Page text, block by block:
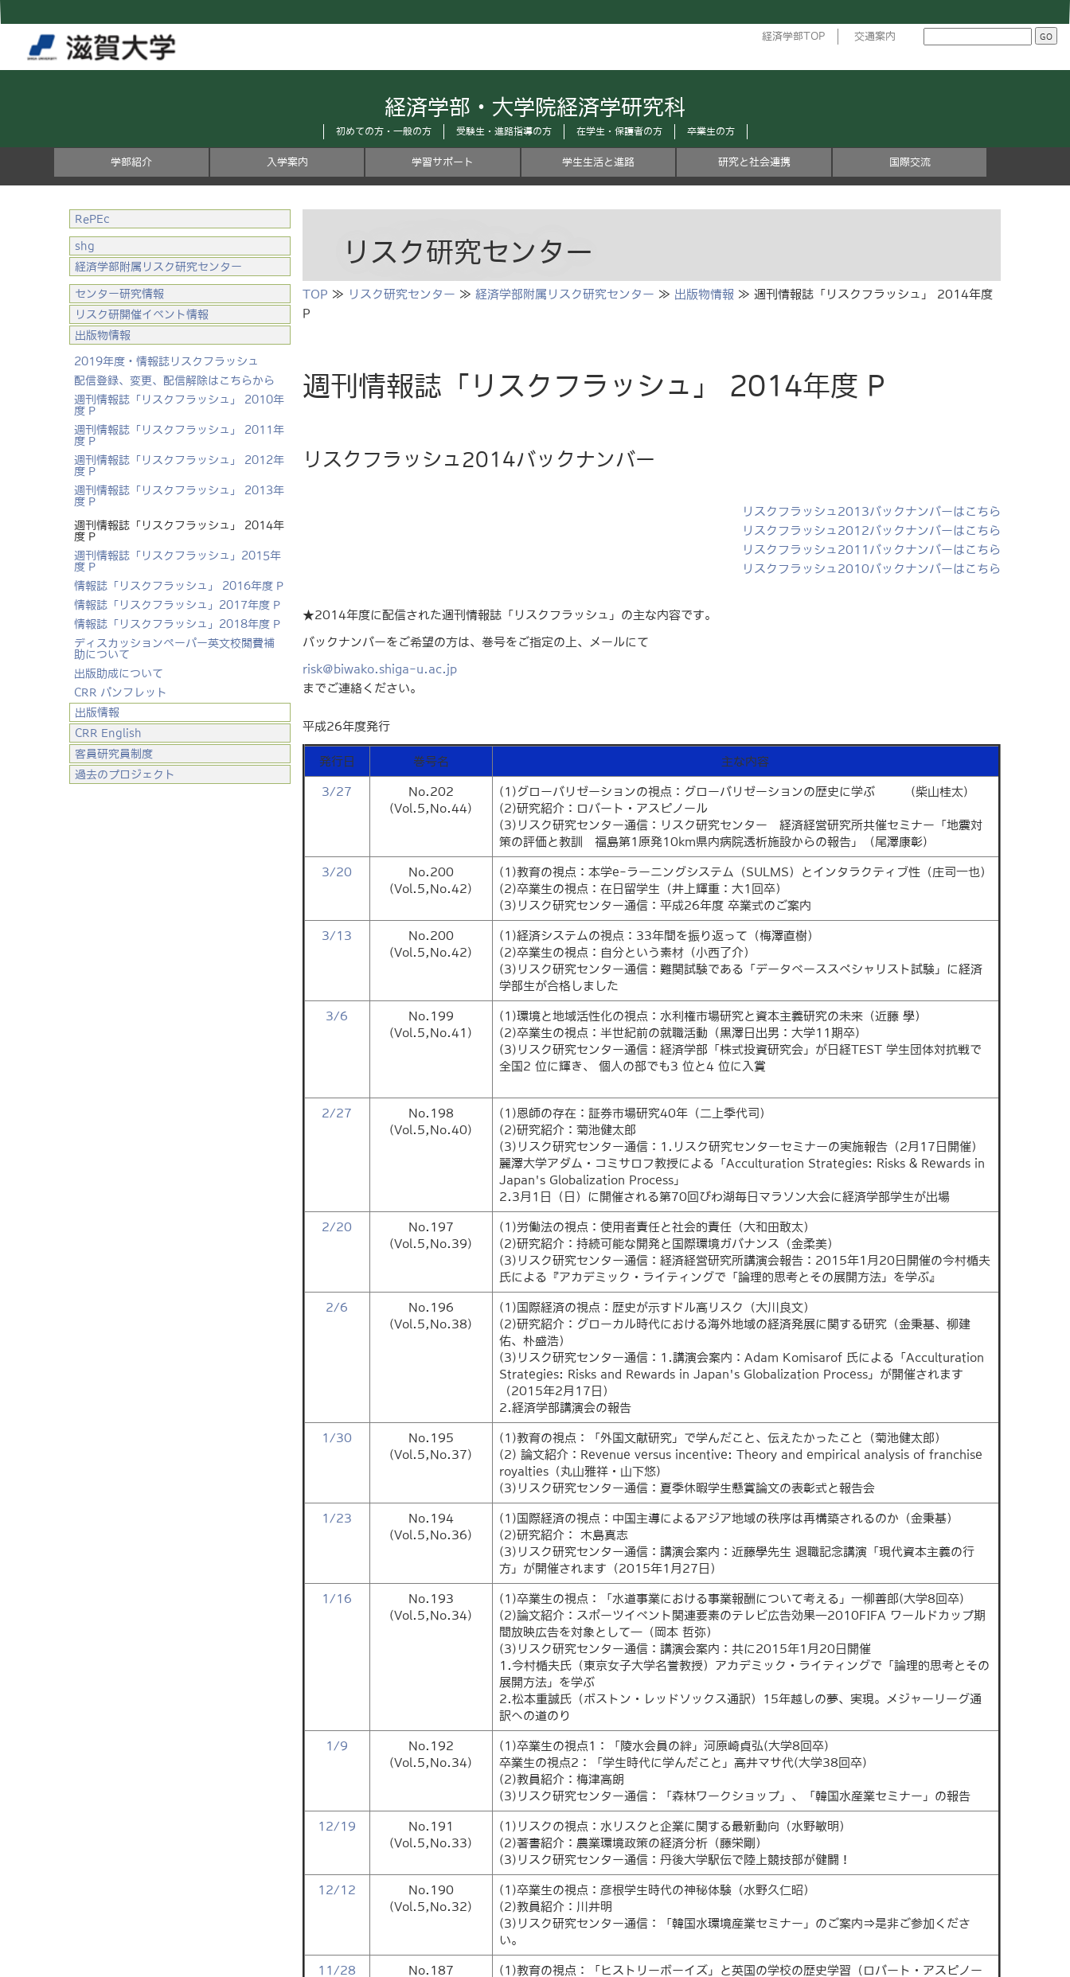
経済学部TOP 交通案内
経済学部・大学院経済学研究科
初めての方・一般の方 受験生・進路指導の方 在学生・保護者の方 卒業生の方
学部紹介 入学案内 学習サポート 学生生活と進路 研究と社会連携 国際交流
リスク研究センター
TOP ≫ リスク研究センター ≫ 経済学部附属リスク研究センター ≫ 出版物情報 ≫ 週刊情報誌「リスクフラッシュ」 2014年度
P
週刊情報誌「リスクフラッシュ」 2014年度 P
リスクフラッシュ2014バックナンバー
リスクフラッシュ2013バックナンバーはこちら
リスクフラッシュ2012バックナンバーはこちら
リスクフラッシュ2011バックナンバーはこちら
リスクフラッシュ2010バックナンバーはこちら
★2014年度に配信された週刊情報誌「リスクフラッシュ」の主な内容です。
バックナンバーをご希望の方は、巻号をご指定の上、メールにて
risk@biwako.shiga-u.ac.jp
までご連絡ください。
平成26年度発行
発行日 巻号名 主な内容
3/27
No.202
(Vol.5,No.44)
(1)グローバリゼーションの視点：グローバリゼーションの歴史に学ぶ (柴山桂太)
(2)研究紹介：ロバート・アスピノール
(3)リスク研究センター通信：リスク研究センター 経済経営研究所共催セミナー「地震対
策の評価と教訓 福島第1原発10km県内病院透析施設からの報告」（尾澤康彰)
3/20
No.200
(Vol.5,No.42)
(1)教育の視点：本学e-ラーニングシステム（SULMS）とインタラクティブ性（庄司一也）
(2)卒業生の視点：在日留学生（井上輝重：大1回卒）
(3)リスク研究センター通信：平成26年度 卒業式のご案内
3/13
No.200
(Vol.5,No.42)
(1)経済システムの視点：33年間を振り返って（梅澤直樹）
(2)卒業生の視点：自分という素材（小西了介）
(3)リスク研究センター通信：難関試験である「データベーススペシャリスト試験」に経済
学部生が合格しました
3/6
No.199
(Vol.5,No.41)
(1)環境と地域活性化の視点：水利権市場研究と資本主義研究の未来（近藤 學）
(2)卒業生の視点：半世紀前の就職活動（黒澤日出男：大学11期卒)
(3)リスク研究センター通信：経済学部「株式投資研究会」が日経TEST 学生団体対抗戦で
全国2 位に輝き、 個人の部でも3 位と4 位に入賞
2/27
No.198
(Vol.5,No.40)
(1)恩師の存在：証券市場研究40年（二上季代司）
(2)研究紹介：菊池健太郎
(3)リスク研究センター通信：1.リスク研究センターセミナーの実施報告（2月17日開催）
麗澤大学アダム・コミサロフ教授による「Acculturation Strategies: Risks & Rewards in
Japan's Globalization Process」
2.3月1日（日）に開催される第70回びわ湖毎日マラソン大会に経済学部学生が出場
2/20
No.197
(Vol.5,No.39)
(1)労働法の視点：使用者責任と社会的責任（大和田敢太）
(2)研究紹介：持続可能な開発と国際環境ガバナンス（金柔美）
(3)リスク研究センター通信：経済経営研究所講演会報告：2015年1月20日開催の今村楯夫
氏による『アカデミック・ライティングで「論理的思考とその展開方法」を学ぶ』
2/6
No.196
(Vol.5,No.38)
(1)国際経済の視点：歴史が示すドル高リスク（大川良文）
(2)研究紹介：グローカル時代における海外地域の経済発展に関する研究（金秉基、柳建
佑、朴盛浩）
(3)リスク研究センター通信：1.講演会案内：Adam Komisarof 氏による「Acculturation
Strategies: Risks and Rewards in Japan's Globalization Process」が開催されます
（2015年2月17日）
2.経済学部講演会の報告
1/30
No.195
(Vol.5,No.37)
(1)教育の視点：「外国文献研究」で学んだこと、伝えたかったこと（菊池健太郎）
(2) 論文紹介：Revenue versus incentive: Theory and empirical analysis of franchise
royalties（丸山雅祥・山下悠)
(3)リスク研究センター通信：夏季休暇学生懸賞論文の表彰式と報告会
1/23
No.194
(Vol.5,No.36)
(1)国際経済の視点：中国主導によるアジア地域の秩序は再構築されるのか（金秉基）
(2)研究紹介： 木島真志
(3)リスク研究センター通信：講演会案内：近藤學先生 退職記念講演「現代資本主義の行
方」が開催されます（2015年1月27日）
1/16
No.193
(Vol.5,No.34)
(1)卒業生の視点：「水道事業における事業報酬について考える」一柳善郎(大学8回卒)
(2)論文紹介：スポーツイベント関連要素のテレビ広告効果―2010FIFA ワールドカップ期
間放映広告を対象として―（岡本 哲弥）
(3)リスク研究センター通信：講演会案内：共に2015年1月20日開催
1.今村楯夫氏（東京女子大学名誉教授）アカデミック・ライティングで「論理的思考とその
展開方法」を学ぶ
2.松本重誠氏（ボストン・レッドソックス通訳）15年越しの夢、実現。メジャーリーグ通
訳への道のり
1/9
No.192
(Vol.5,No.34)
(1)卒業生の視点1：「陵水会員の絆」河原崎貞弘(大学8回卒)
卒業生の視点2：「学生時代に学んだこと」高井マサ代(大学38回卒)
(2)教員紹介：梅津高朗
(3)リスク研究センター通信：「森林ワークショップ」、「韓国水産業セミナー」の報告
12/19
No.191
(Vol.5,No.33)
(1)リスクの視点：水リスクと企業に関する最新動向（水野敏明）
(2)著書紹介：農業環境政策の経済分析（藤栄剛）
(3)リスク研究センター通信：丹後大学駅伝で陸上競技部が健闘！
12/12
No.190
(Vol.5,No.32)
(1)卒業生の視点：彦根学生時代の神秘体験（水野久仁昭）
(2)教員紹介：川井明
(3)リスク研究センター通信：「韓国水環境産業セミナー」のご案内⇒是非ご参加くださ
い。
11/28
No.187
(1)教育の視点：「ヒストリーボーイズ」と英国の学校の歴史学習（ロバート・アスピノー
RePEc
shg
経済学部附属リスク研究センター
センター研究情報
リスク研開催イベント情報
出版物情報
2019年度・情報誌リスクフラッシュ
配信登録、変更、配信解除はこちらから
週刊情報誌「リスクフラッシュ」 2010年
度 P
週刊情報誌「リスクフラッシュ」 2011年
度 P
週刊情報誌「リスクフラッシュ」 2012年
度 P
週刊情報誌「リスクフラッシュ」 2013年
度 P
週刊情報誌「リスクフラッシュ」 2014年
度 P
週刊情報誌「リスクフラッシュ」2015年
度 P
情報誌「リスクフラッシュ」 2016年度 P
情報誌「リスクフラッシュ」2017年度 P
情報誌「リスクフラッシュ」2018年度 P
ディスカッションペーパー英文校閲費補
助について
出版助成について
CRR パンフレット
出版情報
CRR English
客員研究員制度
過去のプロジェクト